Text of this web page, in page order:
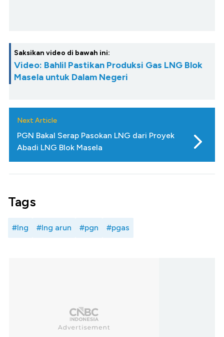
Saksikan video di bawah ini:
Video: Bahlil Pastikan Produksi Gas LNG Blok
Masela untuk Dalam Negeri
Next Article
PGN Bakal Serap Pasokan LNG dari Proyek
Abadi LNG Blok Masela
Tags
#lng #lng arun #pgn #pgas